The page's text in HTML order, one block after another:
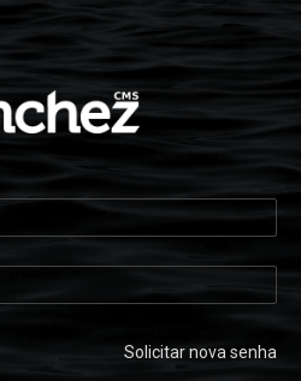
Solicitar nova senha